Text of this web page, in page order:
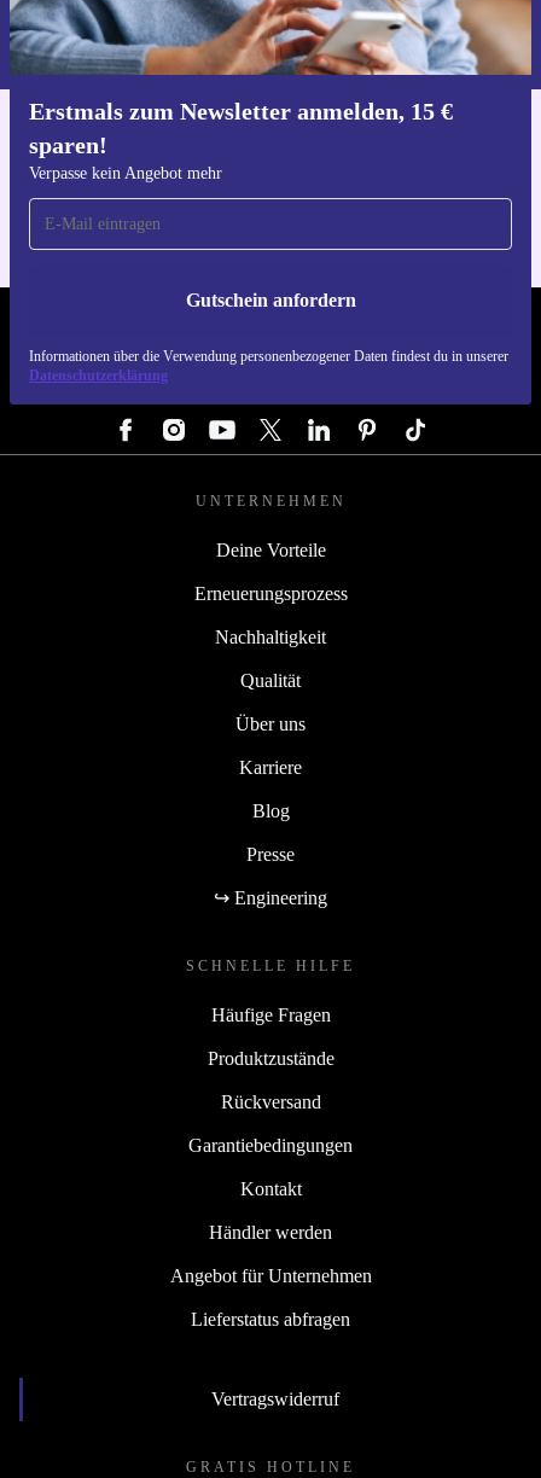
Erstmals zum Newsletter anmelden, 15 €
sparen!
Verpasse kein Angebot mehr
Gutschein anfordern
Informationen über die Verwendung personenbezogener Daten findest du in unserer
Datenschutzerklärung
Informationen über die Verwendung personenbezogener Daten findest
du in unsererDatenschutzerklärung.
Für iOS und Android
UNTERNEHMEN
Deine Vorteile
Erneuerungsprozess
Nachhaltigkeit
Qualität
Über uns
Karriere
Blog
Presse
↪ Engineering
SCHNELLE HILFE
Häufige Fragen
Produktzustände
Rückversand
Garantiebedingungen
Kontakt
Händler werden
Angebot für Unternehmen
Lieferstatus abfragen
Vertragswiderruf
GRATIS HOTLINE